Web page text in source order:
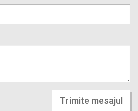
Trimite mesajul